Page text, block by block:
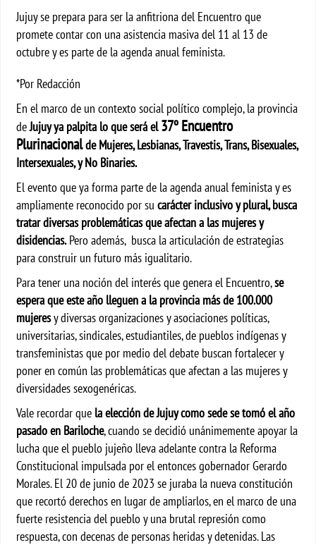
Jujuy se prepara para ser la anfitriona del Encuentro que
promete contar con una asistencia masivadel 11 al 13 de
octubre y es parte de la agenda anual feminista.
*Por Redacción
En el marco de un contexto social político complejo, la provincia
deJujuy ya palpita lo que será el37º Encuentro
Plurinacionalde Mujeres, Lesbianas, Travestis, Trans, Bisexuales,
Intersexuales, y No Binaries.
El evento que ya forma parte de la agenda anual feminista y es
ampliamente reconocido por su carácter inclusivo y plural, busca
tratar diversas problemáticas que afectan a las mujeres y
disidencias.Pero además, busca la articulación de estrategias
para construir un futuro más igualitario.
Para tener una noción del interés que genera el Encuentro,se
espera que este año lleguen a la provincia más de 100.000
mujeresy diversas organizaciones y asociaciones políticas,
universitarias, sindicales, estudiantiles, de pueblos indígenas y
transfeministas que por medio del debate buscan fortalecer y
poner en común las problemáticas que afectan a las mujeres y
diversidades sexogenéricas.
Vale recordar que la elección de Jujuy como sede se tomó el año
pasado en Bariloche, cuando se decidió unánimemente apoyar la
lucha que el pueblo jujeño lleva adelante contra la Reforma
Constitucional impulsada por el entonces gobernador Gerardo
Morales. El 20 de junio de 2023 se juraba la nueva constitución
que recortó derechos en lugar de ampliarlos, en el marco de una
fuerte resistencia del pueblo y una brutal represión como
respuesta, con decenas de personas heridas y detenidas. Las